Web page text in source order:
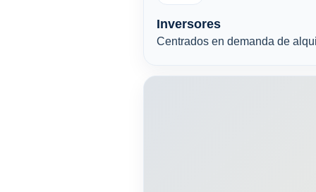
Inversores
Centrados en demanda de